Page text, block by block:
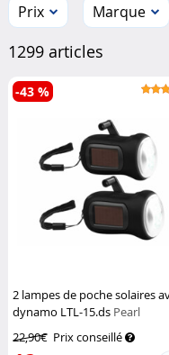
Prix Marque
1299 articles
2 lampes de poche solaires
dynamo LTL-15.ds Pearl
22,90€ Prix conseillé
-43 %